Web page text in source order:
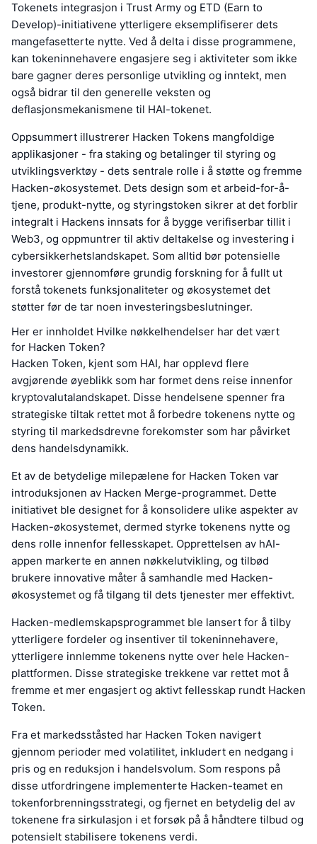
Tokenets integrasjon i Trust Army og ETD (Earn to
Develop)-initiativene ytterligere eksemplifiserer dets
mangefasetterte nytte. Ved å delta i disse programmene,
kan tokeninnehavere engasjere seg i aktiviteter som ikke
bare gagner deres personlige utvikling og inntekt, men
også bidrar til den generelle veksten og
deflasjonsmekanismene til HAI-tokenet.
Oppsummert illustrerer Hacken Tokens mangfoldige
applikasjoner - fra staking og betalinger til styring og
utviklingsverktøy - dets sentrale rolle i å støtte og fremme
Hacken-økosystemet. Dets design som et arbeid-for-å-
tjene, produkt-nytte, og styringstoken sikrer at det forblir
integralt i Hackens innsats for å bygge verifiserbar tillit i
Web3, og oppmuntrer til aktiv deltakelse og investering i
cybersikkerhetslandskapet. Som alltid bør potensielle
investorer gjennomføre grundig forskning for å fullt ut
forstå tokenets funksjonaliteter og økosystemet det
støtter før de tar noen investeringsbeslutninger.
Her er innholdet Hvilke nøkkelhendelser har det vært
for Hacken Token?
Hacken Token, kjent som HAI, har opplevd flere
avgjørende øyeblikk som har formet dens reise innenfor
kryptovalutalandskapet. Disse hendelsene spenner fra
strategiske tiltak rettet mot å forbedre tokenens nytte og
styring til markedsdrevne forekomster som har påvirket
dens handelsdynamikk.
Et av de betydelige milepælene for Hacken Token var
introduksjonen av Hacken Merge-programmet. Dette
initiativet ble designet for å konsolidere ulike aspekter av
Hacken-økosystemet, dermed styrke tokenens nytte og
dens rolle innenfor fellesskapet. Opprettelsen av hAI-
appen markerte en annen nøkkelutvikling, og tilbød
brukere innovative måter å samhandle med Hacken-
økosystemet og få tilgang til dets tjenester mer effektivt.
Hacken-medlemskapsprogrammet ble lansert for å tilby
ytterligere fordeler og insentiver til tokeninnehavere,
ytterligere innlemme tokenens nytte over hele Hacken-
plattformen. Disse strategiske trekkene var rettet mot å
fremme et mer engasjert og aktivt fellesskap rundt Hacken
Token.
Fra et markedsståsted har Hacken Token navigert
gjennom perioder med volatilitet, inkludert en nedgang i
pris og en reduksjon i handelsvolum. Som respons på
disse utfordringene implementerte Hacken-teamet en
tokenforbrenningsstrategi, og fjernet en betydelig del av
tokenene fra sirkulasjon i et forsøk på å håndtere tilbud og
potensielt stabilisere tokenens verdi.